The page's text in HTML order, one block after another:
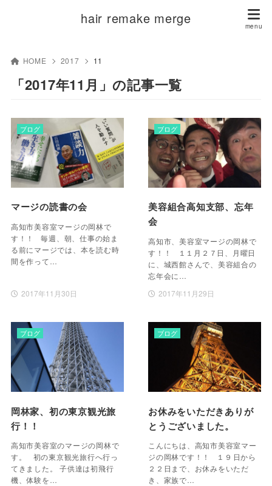
hair remake merge
HOME 2017 11
「2017年11月」の記事一覧
マージの読書の会
高知市美容室マージの岡林で
す！！ 毎週、朝、仕事の始ま
る前にマージでは、本を読む時
間を作って…
2017年11月30日
ブログ
美容組合高知支部、忘年
会
高知市、美容室マージの岡林で
す！！ １１月２７日、月曜日
に、城西館さんで、美容組合の
忘年会に…
2017年11月29日
ブログ
岡林家、初の東京観光旅
行！！
高知市美容室のマージの岡林で
す。 初の東京観光旅行へ行っ
てきました。 子供達は初飛行
機、体験を…
ブログ
お休みをいただきありが
とうございました。
こんにちは、高知市美容室マー
ジの岡林です！！ １９日から
２２日まで、お休みをいただ
き、家族で…
ブログ